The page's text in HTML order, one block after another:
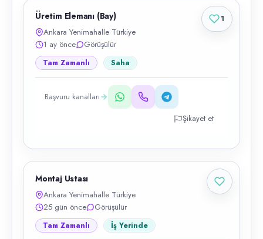
Üretim Elemanı (Bay)
Ankara Yenimahalle Türkiye
1 ay önce
Görüşülür
Tam Zamanlı Saha
Başvuru kanalları
Şikayet et
1
Montaj Ustası
Ankara Yenimahalle Türkiye
25 gün önce
Görüşülür
Tam Zamanlı İş Yerinde